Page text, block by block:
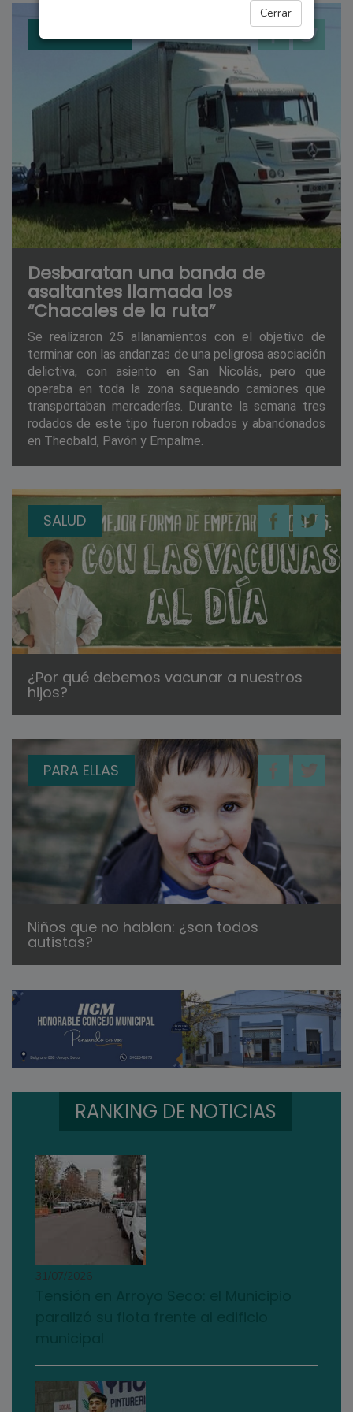
Cerrar
POLICIALES
Desbaratan una banda de
asaltantes llamada los
“Chacales de la ruta”
Se realizaron 25 allanamientos con el objetivo de
terminar con las andanzas de una peligrosa asociación
delictiva, con asiento en San Nicolás, pero que
operaba en toda la zona saqueando camiones que
transportaban mercaderías. Durante la semana tres
rodados de este tipo fueron robados y abandonados
en Theobald, Pavón y Empalme.
SALUD
¿Por qué debemos vacunar a nuestros
hijos?
PARA ELLAS
Niños que no hablan: ¿son todos
autistas?
RANKING DE NOTICIAS
31/07/2026